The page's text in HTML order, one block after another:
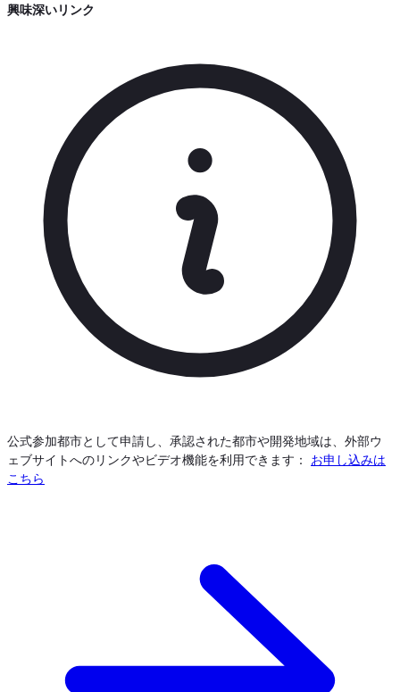
興味深いリンク
公式参加都市として申請し、承認された都市や開発地域は、外部ウ
ェブサイトへのリンクやビデオ機能を利用できます： お申し込みは
こちら